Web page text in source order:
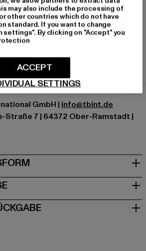
100% Baumwolle
GmbH | info@tbint.de
Straße 7 | 64372 Ober-Ramstadt |
may also include the processing of
other countries which do not have
standard. If you want to change
settings". By clicking on "Accept" you
SETTINGS
ACCEPT